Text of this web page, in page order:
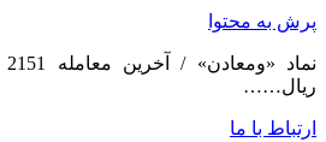
پرش به محتوا
ریال……
ارتباط با ما